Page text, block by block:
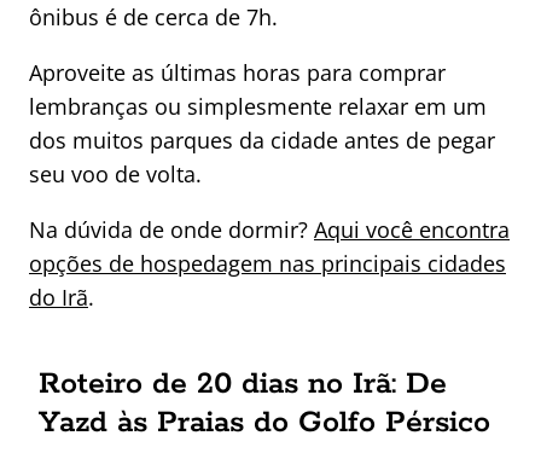
ônibus é de cerca de 7h.
Aproveite as últimas horas para comprar
lembranças ou simplesmente relaxar em um
dos muitos parques da cidade antes de pegar
seu voo de volta.
Na dúvida de onde dormir? Aqui você encontra
opções de hospedagem nas principais cidades
do Irã.
Roteiro de 20 dias no Irã: De
Yazd às Praias do Golfo Pérsico